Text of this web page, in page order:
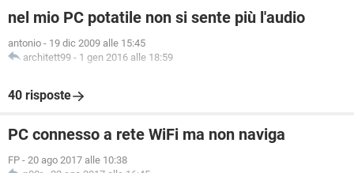
nel mio PC potatile non si sente più l'audio
antonio - 19 dic 2009 alle 15:45
architett99 - 1 gen 2016 alle 18:59
40 risposte
PC connesso a rete WiFi ma non naviga
FP - 20 ago 2017 alle 10:38